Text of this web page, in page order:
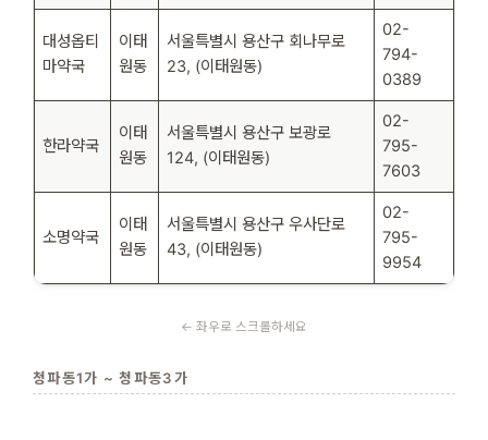
대성옵티
마약국
이태
원동
서울특별시 용산구 회나무로
23, (이태원동)
02-
794-
0389
한라약국
이태
원동
서울특별시 용산구 보광로
124, (이태원동)
02-
795-
7603
소명약국
이태
원동
서울특별시 용산구 우사단로
43, (이태원동)
02-
795-
9954
청파동1가 ~ 청파동3가